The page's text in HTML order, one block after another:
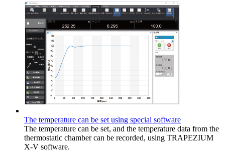
The temperature can be set using special software
The temperature can be set, and the temperature data from the
thermostatic chamber can be recorded, using TRAPEZIUM
X-V software.